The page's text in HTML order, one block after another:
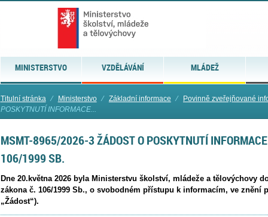
MINISTERSTVO VZDĚLÁVÁNÍ MLÁDEŽ
Titulní stránka ⁄ Ministerstvo ⁄ Základní informace ⁄
Povinně zveřejňované
POSKYTNUTÍ INFORMACE...
MSMT-8965/2026-3 ŽÁDOST O POSKYTNUTÍ
106/1999 SB.
Dne 20.května 2026 byla Ministerstvu školství, mládeže a tělovýchovy
zákona č. 106/1999 Sb., o svobodném přístupu k informacím, ve znění
„Žádost“).